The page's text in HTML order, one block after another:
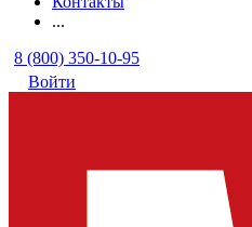
...
8 (800) 350-10-95
Войти